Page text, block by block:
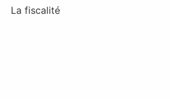
La fiscalité